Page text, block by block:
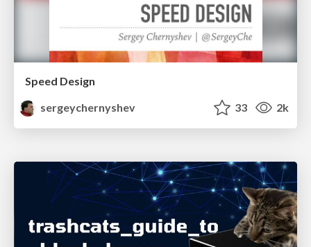
Speed Design
sergeychernyshev
33 2k